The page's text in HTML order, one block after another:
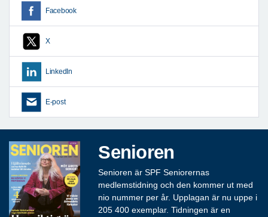
Facebook
X
LinkedIn
E-post
Senioren
Senioren är SPF Seniorernas
medlemstidning och den kommer ut med
nio nummer per år. Upplagan är nu uppe i
205 400 exemplar. Tidningen är en